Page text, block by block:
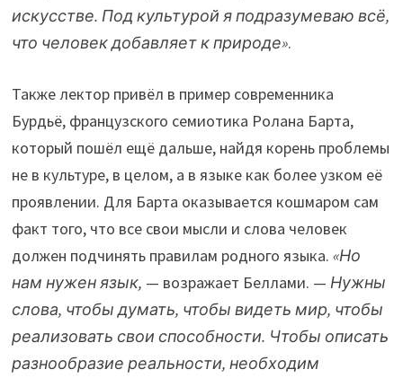
искусстве. Под культурой я подразумеваю всё,
что человек добавляет к природе».
Также лектор привёл в пример современника
Бурдьё, французского семиотика Ролана Барта,
который пошёл ещё дальше, найдя корень проблемы
не в культуре, в целом, а в языке как более узком её
проявлении. Для Барта оказывается кошмаром сам
факт того, что все свои мысли и слова человек
должен подчинять правилам родного языка.«Но
нам нужен язык, — возражает Беллами. — Нужны
слова, чтобы думать, чтобы видеть мир, чтобы
реализовать свои способности. Чтобы описать
разнообразие реальности, необходим